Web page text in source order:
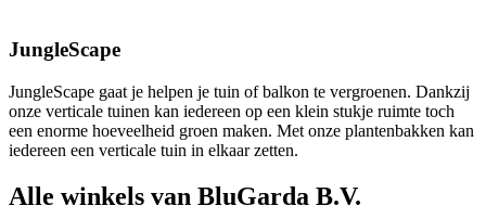
JungleScape
JungleScape gaat je helpen je tuin of balkon te vergroenen. Dankzij
onze verticale tuinen kan iedereen op een klein stukje ruimte toch
een enorme hoeveelheid groen maken. Met onze plantenbakken kan
iedereen een verticale tuin in elkaar zetten.
Alle winkels van BluGarda B.V.